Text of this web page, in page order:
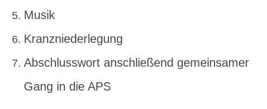
Musik
Kranzniederlegung
Abschlusswort anschließend gemeinsamer
Gang in die APS